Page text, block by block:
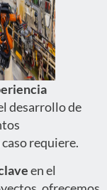
desarrollo de
requiere.
en el